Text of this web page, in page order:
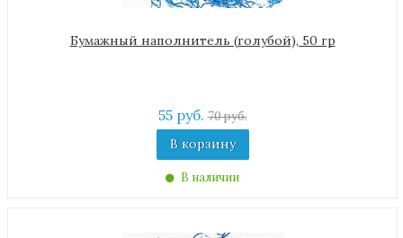
Бумажный наполнитель (голубой), 50 гр
55 руб.70 руб.
В корзину
В наличии